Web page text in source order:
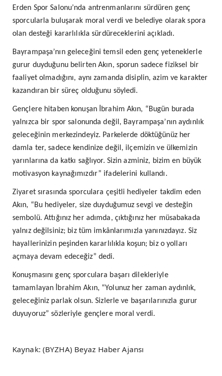
Erden Spor Salonu’nda antrenmanlarını sürdüren genç
sporcularla buluşarak moral verdi ve belediye olarak spora
olan desteği kararlılıkla sürdüreceklerini açıkladı.
Bayrampaşa’nın geleceğini temsil eden genç yeteneklerle
gurur duyduğunu belirten Akın, sporun sadece fiziksel bir
faaliyet olmadığını, aynı zamanda disiplin, azim ve karakter
kazandıran bir süreç olduğunu söyledi.
Gençlere hitaben konuşan İbrahim Akın, “Bugün burada
yalnızca bir spor salonunda değil, Bayrampaşa’nın aydınlık
geleceğinin merkezindeyiz. Parkelerde döktüğünüz her
damla ter, sadece kendinize değil, ilçemizin ve ülkemizin
yarınlarına da katkı sağlıyor. Sizin azminiz, bizim en büyük
motivasyon kaynağımızdır” ifadelerini kullandı.
Ziyaret sırasında sporculara çeşitli hediyeler takdim eden
Akın, “Bu hediyeler, size duyduğumuz sevgi ve desteğin
sembolü. Attığınız her adımda, çıktığınız her müsabakada
yalnız değilsiniz; biz tüm imkânlarımızla yanınızdayız. Siz
hayallerinizin peşinden kararlılıkla koşun; biz o yolları
açmaya devam edeceğiz” dedi.
Konuşmasını genç sporculara başarı dilekleriyle
tamamlayan İbrahim Akın, “Yolunuz her zaman aydınlık,
geleceğiniz parlak olsun. Sizlerle ve başarılarınızla gurur
duyuyoruz” sözleriyle gençlere moral verdi.
Kaynak: (BYZHA) Beyaz Haber Ajansı